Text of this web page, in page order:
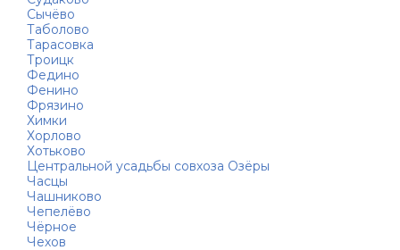
Сычёво
Таболово
Тарасовка
Троицк
Федино
Фенино
Фрязино
Химки
Хорлово
Хотьково
Центральной усадьбы совхоза Озёры
Часцы
Чашниково
Чепелёво
Чёрное
Чехов